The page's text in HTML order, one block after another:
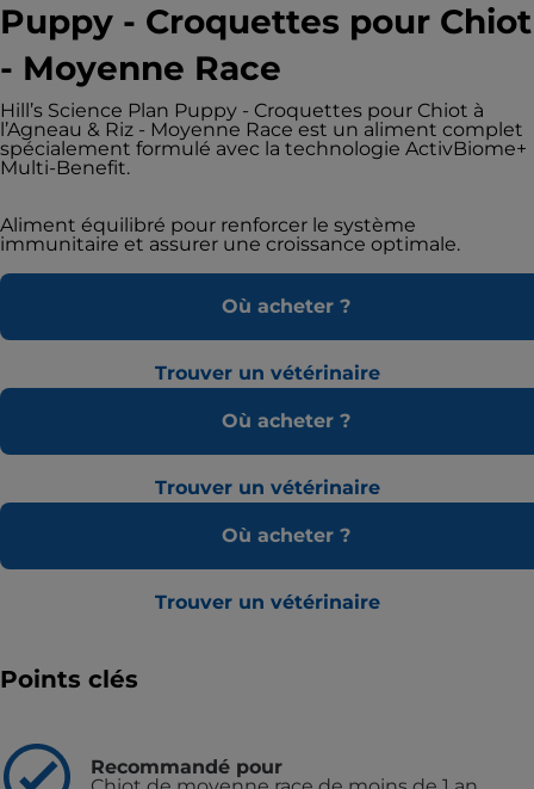
Puppy - Croquettes pour Chiot
- Moyenne Race
Hill’s Science Plan Puppy - Croquettes pour Chiot à
l’Agneau & Riz - Moyenne Race est un aliment complet
spécialement formulé avec la technologie ActivBiome+
Multi-Benefit.
Aliment équilibré pour renforcer le système
immunitaire et assurer une croissance optimale.
Où acheter ?
Trouver un vétérinaire
Où acheter ?
Trouver un vétérinaire
Où acheter ?
Trouver un vétérinaire
Points clés
Recommandé pour